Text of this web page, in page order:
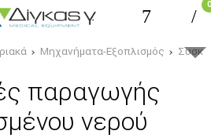
0
Μηχανήματα-Εξοπλισμός
παραγωγής
νερού